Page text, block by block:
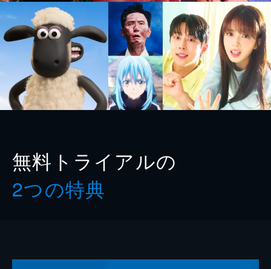
無料トライアルの
2つの特典